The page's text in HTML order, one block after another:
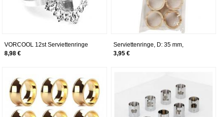
VORCOOL 12st Serviettenringe
Servietten Halter Banquet Dinner
8,98 €
Serviettenringe, D: 35 mm,
Kiefernholz, 6 Stck.
3,95 €